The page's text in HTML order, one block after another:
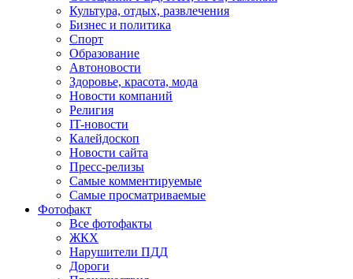
Культура, отдых, развлечения
Бизнес и политика
Спорт
Образование
Автоновости
Здоровье, красота, мода
Новости компаний
Религия
IT-новости
Калейдоскоп
Новости сайта
Пресс-релизы
Самые комментируемые
Самые просматриваемые
Фотофакт
Все фотофакты
ЖКХ
Нарушители ПДД
Дороги